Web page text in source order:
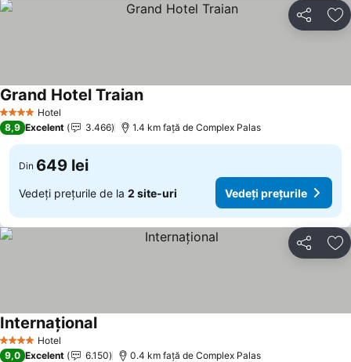
Distribuiți
4 Stele Hotel
Grand Hotel Traian
8,9 Excelent 3.466 1.4 km faţă de Complex Palas
Din 649 lei
Vedeți prețurile de la 2 site-uri Vedeți prețurile
Distribuiți
4 Stele Hotel
Internaţional
9,0 Excelent 6.150 0.4 km faţă de Complex Palas